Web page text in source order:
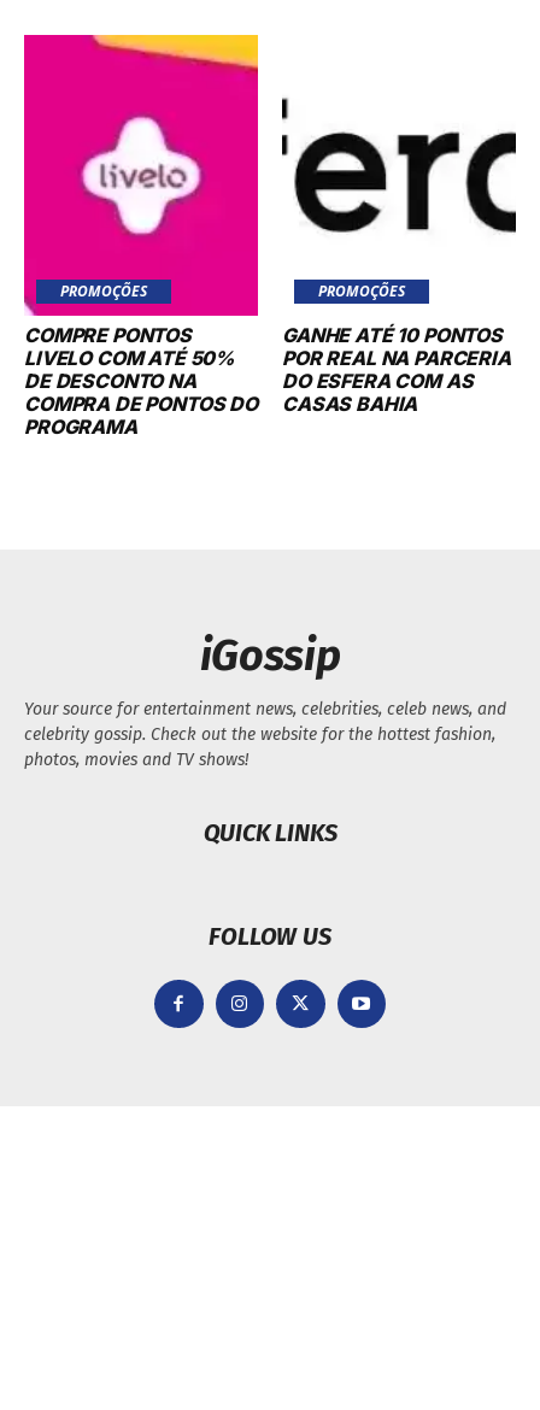
PROMOÇÕES
COMPRE PONTOS
LIVELO COM ATÉ 50%
DE DESCONTO NA
COMPRA DE PONTOS DO
PROGRAMA
PROMOÇÕES
GANHE ATÉ 10 PONTOS
POR REAL NA PARCERIA
DO ESFERA COM AS
CASAS BAHIA
iGossip
Your source for entertainment news, celebrities, celeb news, and
celebrity gossip. Check out the website for the hottest fashion,
photos, movies and TV shows!
QUICK LINKS
FOLLOW US